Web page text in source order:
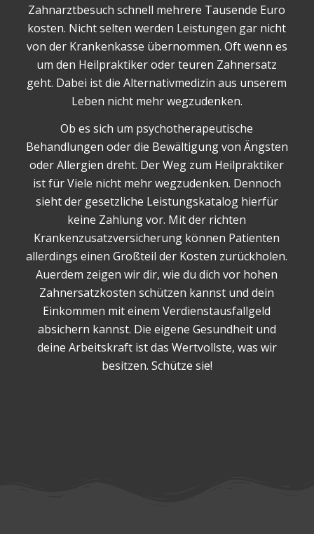
Zahnarztbesuch schnell mehrere Tausende Euro
kosten. Nicht selten werden Leistungen gar nicht
von der Krankenkasse übernommen. Oft wenn es
um den Heilpraktiker oder teuren Zahnersatz
geht. Dabei ist die Alternativmedizin aus unserem
Leben nicht mehr wegzudenken.
Ob es sich um psychotherapeutische
Behandlungen oder die Bewältigung von Ängsten
oder Allergien dreht. Der Weg zum Heilpraktiker
ist für Viele nicht mehr wegzudenken. Dennoch
sieht der gesetzliche Leistungskatalog hierfür
keine Zahlung vor. Mit der richten
Krankenzusatzversicherung können Patienten
allerdings einen Großteil der Kosten zurückholen.
Auerdem zeigen wir dir, wie du dich vor hohen
Zahnersatzkosten schützen kannst und dein
Einkommen mit einem Verdienstausfallgeld
absichern kannst. Die eigene Gesundheit und
deine Arbeitskraft ist das Wertvollste, was wir
besitzen. Schütze sie!